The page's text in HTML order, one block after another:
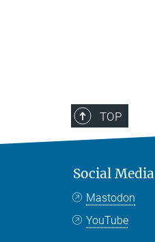
TOP
Social Media
Mastodon
YouTube